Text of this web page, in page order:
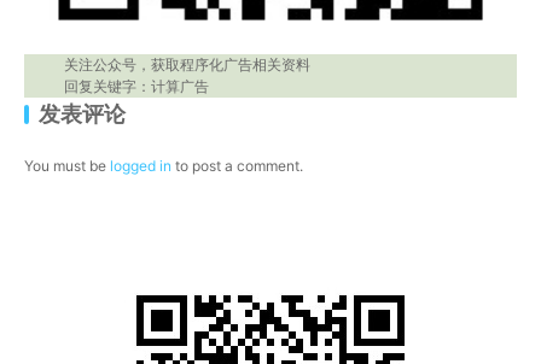
关注公众号，获取程序化广告相关资料
回复关键字：计算广告
发表评论
You must be logged in to post a comment.